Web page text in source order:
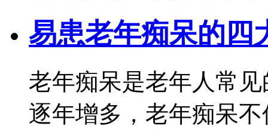
易患老年痴呆的四
老年痴呆是老年人常
逐年增多，老年痴呆